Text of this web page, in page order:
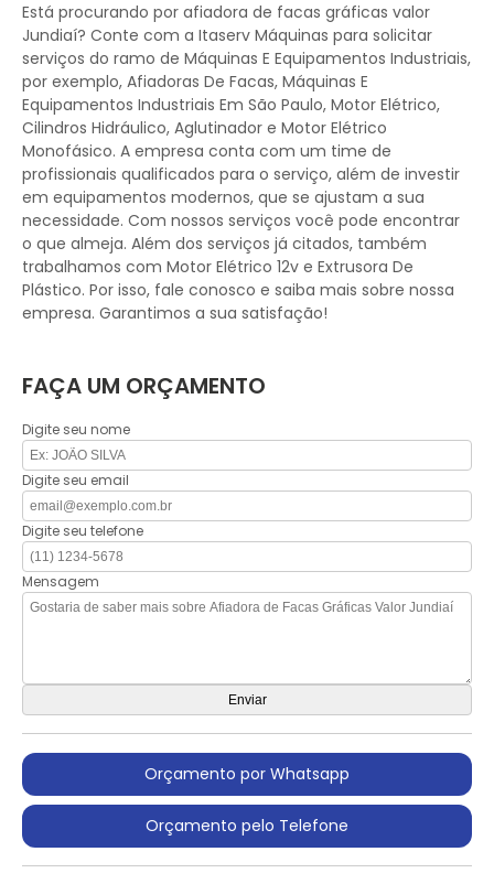
Está procurando por afiadora de facas gráficas valor
Jundiaí? Conte com a Itaserv Máquinas para solicitar
serviços do ramo de Máquinas E Equipamentos Industriais,
por exemplo, Afiadoras De Facas, Máquinas E
Equipamentos Industriais Em São Paulo, Motor Elétrico,
Cilindros Hidráulico, Aglutinador e Motor Elétrico
Monofásico. A empresa conta com um time de
profissionais qualificados para o serviço, além de investir
em equipamentos modernos, que se ajustam a sua
necessidade. Com nossos serviços você pode encontrar
o que almeja. Além dos serviços já citados, também
trabalhamos com Motor Elétrico 12v e Extrusora De
Plástico. Por isso, fale conosco e saiba mais sobre nossa
empresa. Garantimos a sua satisfação!
FAÇA UM ORÇAMENTO
Digite seu nome
Digite seu email
Digite seu telefone
Mensagem
Orçamento por Whatsapp
Orçamento pelo Telefone